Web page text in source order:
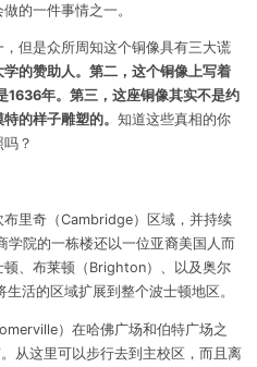
的一件事情之一。
但是众所周知这个铜像具有三大谎
的赞助人。第二，这个铜像上写着
1636年。第三，这座铜像其实不是约
的样子雕塑的。 知道这些真相的你
？
里奇（Cambridge）区域，并持续
学院的一栋楼还以一位亚裔美国人而
、布莱顿（Brighton）、以及奥尔
活的区域扩展到整个波士顿地区。
）在哈佛广场和伯特广场之
从这里可以步行去到主校区，而且离